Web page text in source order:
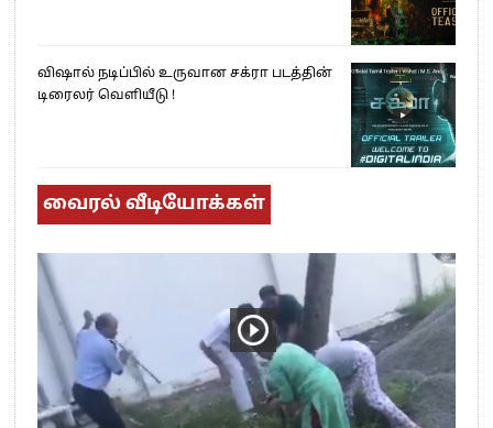
விஷால் நடிப்பில் உருவான சக்ரா படத்தின்
டிரைலர் வெளியீடு !
வைரல் வீடியோக்கள்